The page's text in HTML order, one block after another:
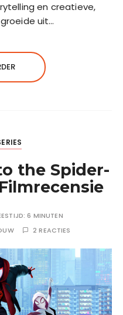
en creatieve,
uit…
the Spider-
6 MINUTEN
2 REACTIES